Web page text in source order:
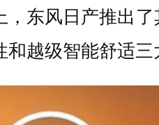
，东风日产推出
和越级智能舒适三